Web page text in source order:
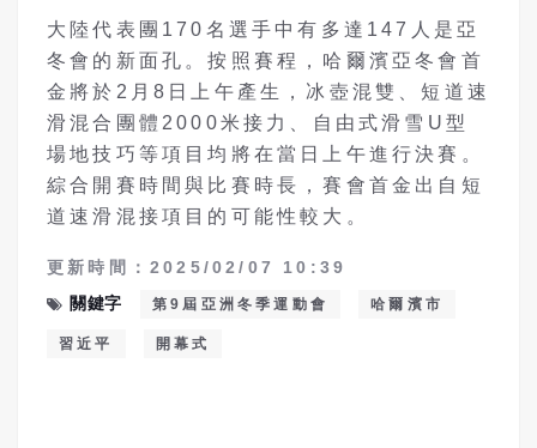
大陸代表團170名選手中有多達147人是亞
冬會的新面孔。按照賽程，哈爾濱亞冬會首
金將於2月8日上午產生，冰壺混雙、短道速
滑混合團體2000米接力、自由式滑雪U型
場地技巧等項目均將在當日上午進行決賽。
綜合開賽時間與比賽時長，賽會首金出自短
道速滑混接項目的可能性較大。
更新時間：2025/02/07 10:39
關鍵字
第9屆亞洲冬季運動會 哈爾濱市
習近平 開幕式